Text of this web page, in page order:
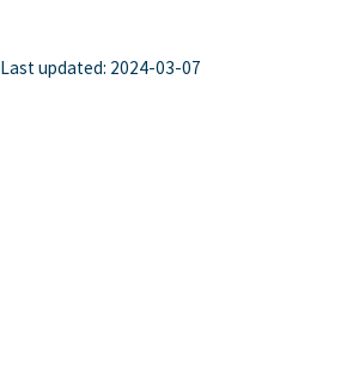
Last updated: 2024-03-07